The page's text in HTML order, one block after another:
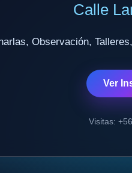
Calle
Observación,
Ver
Visitas: